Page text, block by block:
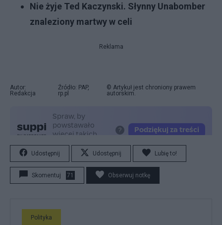
Nie żyje Ted Kaczynski. Słynny Unabomber
znaleziony martwy w celi
Reklama
Autor:
Redakcja
Źródło: PAP,
rp.pl
© Artykuł jest chroniony prawem
autorskim.
Udostępnij Udostępnij Lubię to!
Skomentuj 71 Obserwuj notkę
Polityka